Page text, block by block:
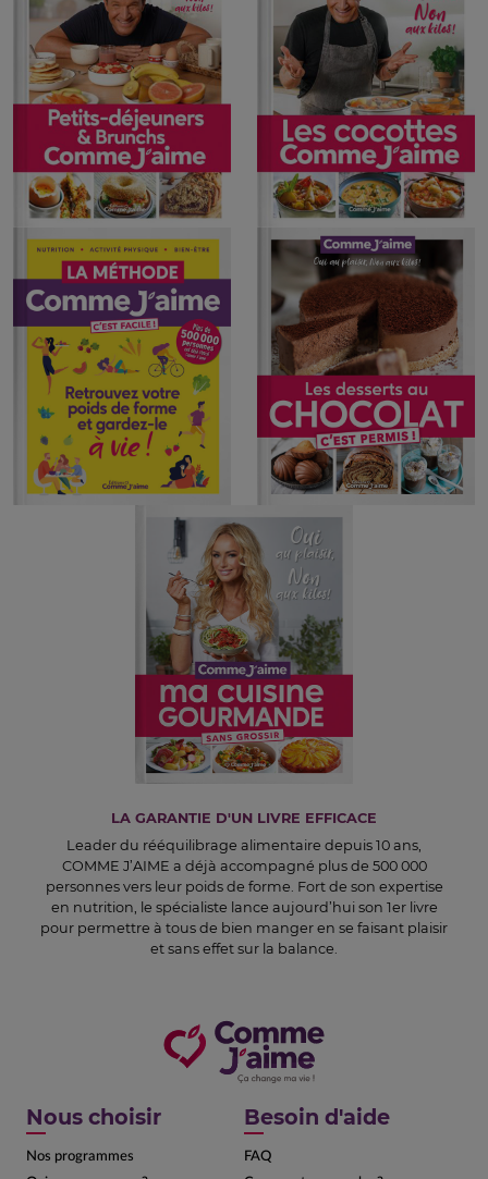
LA GARANTIE D'UN LIVRE EFFICACE
Leader du rééquilibrage alimentaire depuis 10 ans,
COMME J’AIME a déjà accompagné plus de 500 000
personnes vers leur poids de forme. Fort de son expertise
en nutrition, le spécialiste lance aujourd’hui son 1er livre
pour permettre à tous de bien manger en se faisant plaisir
et sans effet sur la balance.
Nous choisir
Nos programmes
Besoin d'aide
FAQ